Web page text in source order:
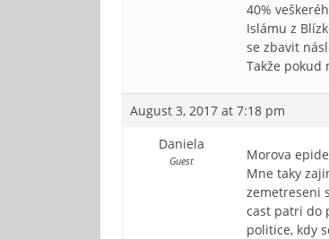
40%
Islámu z
se zbavit
Takže
August 3, 2017 at 7:18 pm
Daniela
Guest
Morova
Mne taky
zemetreseni
cast patri do
politice, kdy